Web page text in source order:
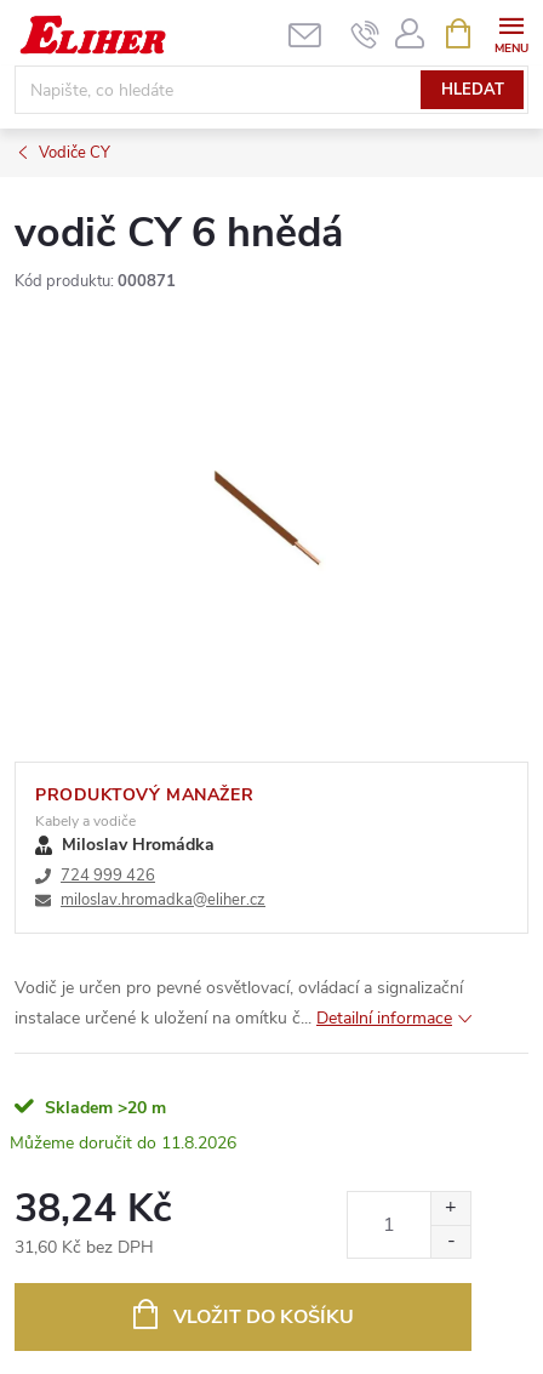
Přejít
obsah
HLEDAT
NÁKUPNÍ
KOŠÍK
Vodiče CY
vodič CY 6 hnědá
Kód produktu: 000871
PRODUKTOVÝ MANAŽER
Kabely a vodiče
Miloslav Hromádka
724 999 426
miloslav.hromadka@eliher.cz
Vodič je určen pro pevné osvětlovací, ovládací a signalizační
instalace určené k uložení na omítku č... Detailní informace
Skladem >20 m
11.8.2026
38,24 Kč
31,60 Kč bez DPH
VLOŽIT DO KOŠÍKU